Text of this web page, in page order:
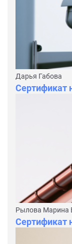
Дарья Габова
Сертификат
Рылова Марина
Сертификат